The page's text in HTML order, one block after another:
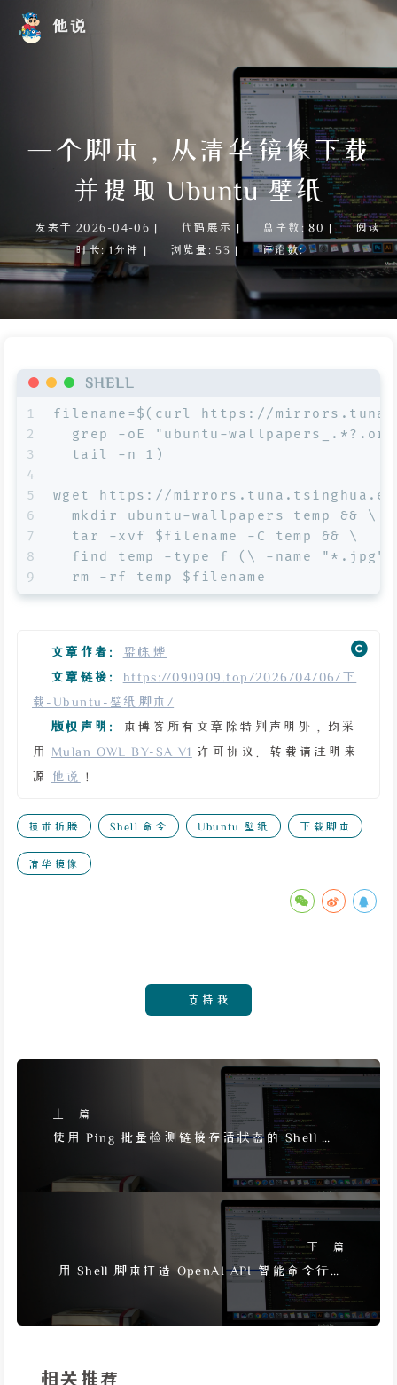
他说
一个脚本，从清华镜像下载
并提取 Ubuntu 壁纸
发表于 2026-04-06 | 代码展示 | 总字数: 80 |
阅读
时长: 1分钟 | 浏览量: 53 | 评论数:
SHELL
1
2
3
4
5
6
7
8
9
filename=$(curl https://
grep -oE "ubuntu-
  tail -n 1)
wget https://
  mkdir ubuntu-wallpapers temp && \
  tar -xvf $filename -C temp && \
find temp -type f (\ -name "*.jpg"
  rm -rf temp $filename
文章作者:
梁栋烨
文章链接:
https://090909.top/2026/04/06/下
载-Ubuntu-壁纸脚本/
版权声明:
本博客所有文章除特别声明外，均采
用 Mulan OWL BY-SA V1 许可协议。转载请注明来
源 他说 ！
技术折腾 Shell 命令 Ubuntu 壁纸 下载脚本
清华镜像
支持我
上一篇
使用 Ping 批量检测链接存活状态的 Shell 命
下一篇
用 Shell 脚本打造 OpenAI API 智能命令行对
话机器人
相关推荐